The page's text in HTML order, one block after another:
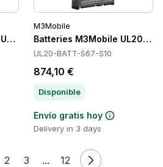
8CRD-E00
M3Mobile
Batteries M3Mobile UL20-
UL20-BATT-S67-S10
874,10 €
Disponible
Envío gratis hoy
Delivery in 3 days
2 3 ... 12